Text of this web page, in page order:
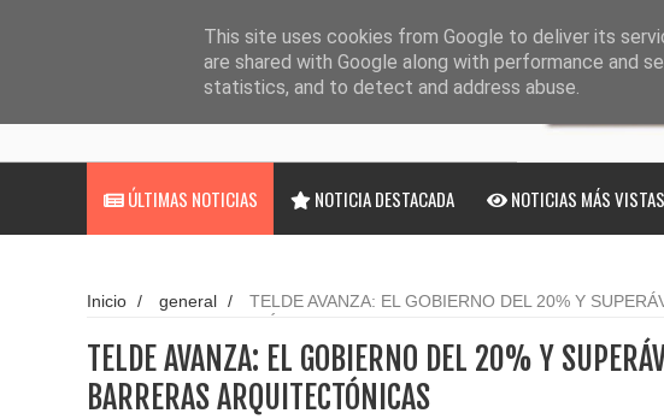
Cargando...
ÚLTIMAS NOTICIAS NOTICIA DESTACADA NOTICIAS MÁS VISTAS
Inicio / general /
TELDE AVANZA: EL GOBIERNO DEL 20% Y
TELDE AVANZA: EL GOBIERNO DEL 20% Y
BARRERAS ARQUITECTÓNICAS
This site uses cookies from Google to deliver its
are shared with Google along with performance and
statistics, and to detect and address abuse.